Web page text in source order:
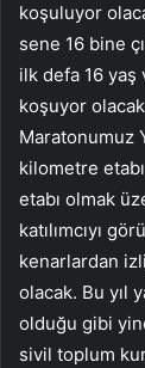
koşuluyor
sene 16 bine
ilk defa 16 yaş
koşuyor
Maratonumuz
kilometre
etabı olmak
katılımcıyı
kenarlardan
olacak. Bu yıl
olduğu gibi
sivil toplum